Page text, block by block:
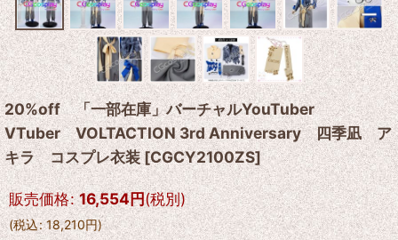
20%off 「一部在庫」バーチャルYouTuber
VTuber VOLTACTION 3rd Anniversary 四季凪 ア
キラ コスプレ衣装[CGCY2100ZS]
販売価格: 16,554円(税別)
(税込: 18,210円)